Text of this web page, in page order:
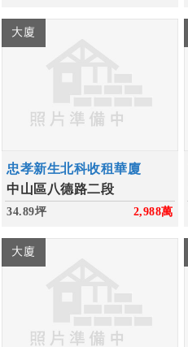
大廈
忠孝新生北科收租華廈
中山區八德路二段
34.89坪 2,988萬
大廈